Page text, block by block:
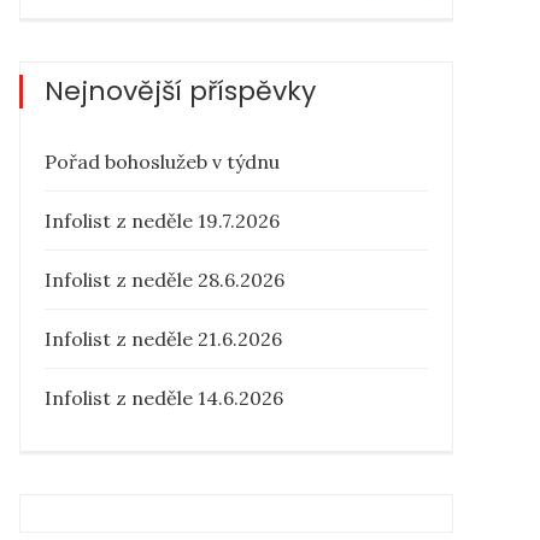
Nejnovější příspěvky
Pořad bohoslužeb v týdnu
Infolist z neděle 19.7.2026
Infolist z neděle 28.6.2026
Infolist z neděle 21.6.2026
Infolist z neděle 14.6.2026